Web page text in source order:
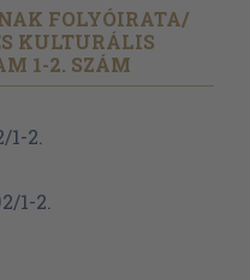
FOLYÓIRATA/
KULTURÁLIS
1-2. SZÁM